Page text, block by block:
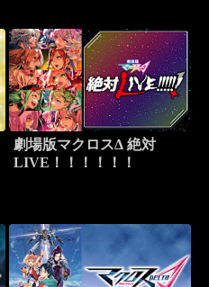
劇場版マクロスΔ 絶対
LIVE！！！！！！